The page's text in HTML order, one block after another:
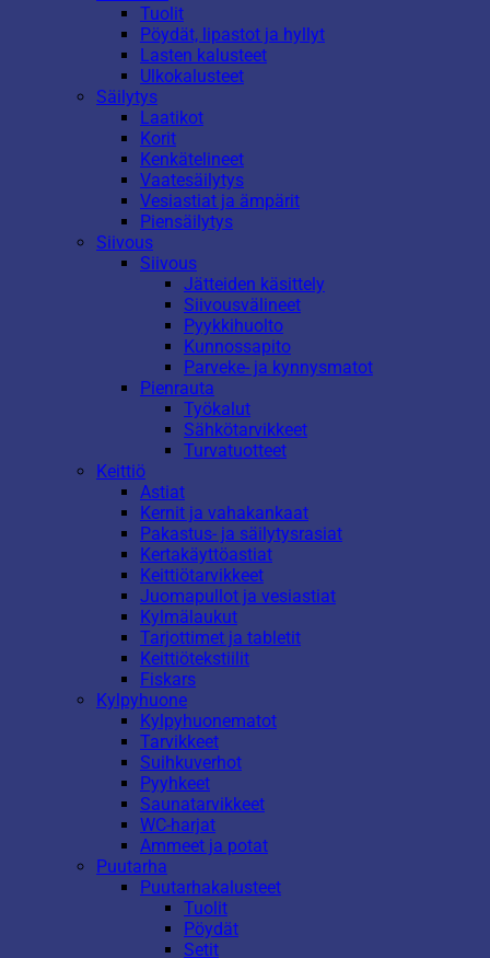
Tuolit
Pöydät, lipastot ja hyllyt
Lasten kalusteet
Ulkokalusteet
Säilytys
Laatikot
Korit
Kenkätelineet
Vaatesäilytys
Vesiastiat ja ämpärit
Piensäilytys
Siivous
Siivous
Jätteiden käsittely
Siivousvälineet
Pyykkihuolto
Kunnossapito
Parveke- ja kynnysmatot
Pienrauta
Työkalut
Sähkötarvikkeet
Turvatuotteet
Keittiö
Astiat
Kernit ja vahakankaat
Pakastus- ja säilytysrasiat
Kertakäyttöastiat
Keittiötarvikkeet
Juomapullot ja vesiastiat
Kylmälaukut
Tarjottimet ja tabletit
Keittiötekstiilit
Fiskars
Kylpyhuone
Kylpyhuonematot
Tarvikkeet
Suihkuverhot
Pyyhkeet
Saunatarvikkeet
WC-harjat
Ammeet ja potat
Puutarha
Puutarhakalusteet
Tuolit
Pöydät
Setit